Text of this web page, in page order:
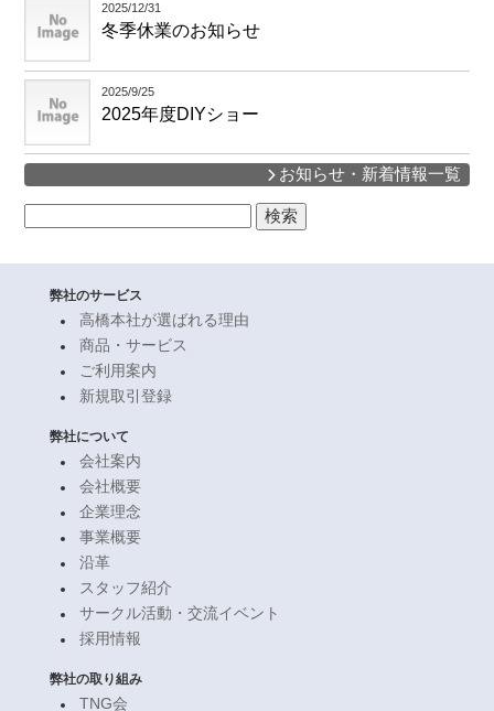
2025/12/31
冬季休業のお知らせ
2025/9/25
2025年度DIYショー
お知らせ・新着情報一覧
弊社のサービス
高橋本社が選ばれる理由
商品・サービス
ご利用案内
新規取引登録
弊社について
会社案内
会社概要
企業理念
事業概要
沿革
スタッフ紹介
サークル活動・交流イベント
採用情報
弊社の取り組み
TNG会